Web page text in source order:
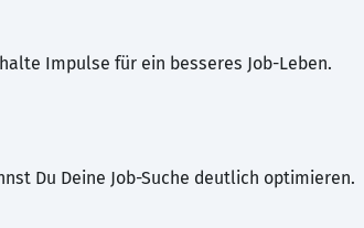
Impulse für ein besseres Job-Leben.
Du Deine Job-Suche deutlich optimieren.